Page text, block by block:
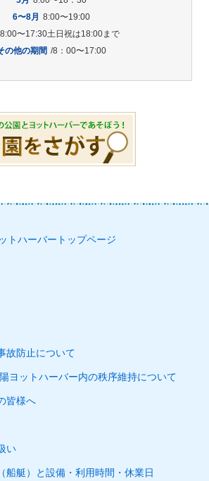
6〜8月 8:00〜19:00
8:00〜17:30土日祝は18:00まで
の他の期間 /8：00〜17:00
トハーバートップページ
故防止について
ヨットハーバー内の秩序維持について
皆様へ
い
船艇）と設備・利用時間・休業日